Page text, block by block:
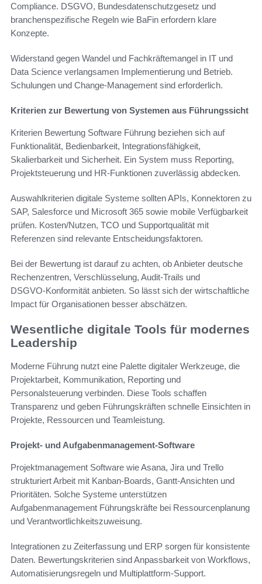
Compliance. DSGVO, Bundesdatenschutzgesetz und
branchenspezifische Regeln wie BaFin erfordern klare
Konzepte.
Widerstand gegen Wandel und Fachkräftemangel in IT und
Data Science verlangsamen Implementierung und Betrieb.
Schulungen und Change‑Management sind erforderlich.
Kriterien zur Bewertung von Systemen aus Führungssicht
Kriterien Bewertung Software Führung beziehen sich auf
Funktionalität, Bedienbarkeit, Integrationsfähigkeit,
Skalierbarkeit und Sicherheit. Ein System muss Reporting,
Projektsteuerung und HR‑Funktionen zuverlässig abdecken.
Auswahlkriterien digitale Systeme sollten APIs, Konnektoren zu
SAP, Salesforce und Microsoft 365 sowie mobile Verfügbarkeit
prüfen. Kosten/Nutzen, TCO und Supportqualität mit
Referenzen sind relevante Entscheidungsfaktoren.
Bei der Bewertung ist darauf zu achten, ob Anbieter deutsche
Rechenzentren, Verschlüsselung, Audit‑Trails und
DSGVO‑Konformität anbieten. So lässt sich der wirtschaftliche
Impact für Organisationen besser abschätzen.
Wesentliche digitale Tools für modernes
Leadership
Moderne Führung nutzt eine Palette digitaler Werkzeuge, die
Projektarbeit, Kommunikation, Reporting und
Personalsteuerung verbinden. Diese Tools schaffen
Transparenz und geben Führungskräften schnelle Einsichten in
Projekte, Ressourcen und Teamleistung.
Projekt- und Aufgabenmanagement-Software
Projektmanagement Software wie Asana, Jira und Trello
strukturiert Arbeit mit Kanban-Boards, Gantt-Ansichten und
Prioritäten. Solche Systeme unterstützen
Aufgabenmanagement Führungskräfte bei Ressourcenplanung
und Verantwortlichkeitszuweisung.
Integrationen zu Zeiterfassung und ERP sorgen für konsistente
Daten. Bewertungskriterien sind Anpassbarkeit von Workflows,
Automatisierungsregeln und Multiplattform-Support.